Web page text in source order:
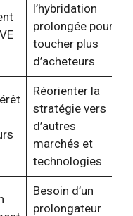
l’hybridation
prolongée pour
toucher plus
d’acheteurs
Réorienter la
stratégie vers
d’autres
marchés et
technologies
Besoin d’un
prolongateur